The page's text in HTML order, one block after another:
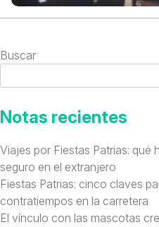
Buscar
Notas recientes
Viajes por Fiestas Patrias: qué
seguro en el extranjero
Fiestas Patrias: cinco claves
contratiempos en la carretera
El vínculo con las mascotas